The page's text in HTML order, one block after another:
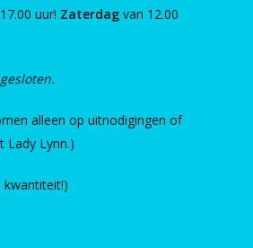
uur! Zaterdag van 12.00
alleen op uitnodigingen of
Lady Lynn.)
kwantiteit!)